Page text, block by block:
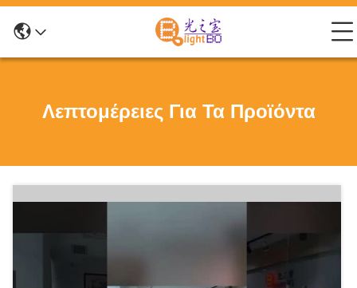
Λεπτομέρειες Για Τα Προϊόντα